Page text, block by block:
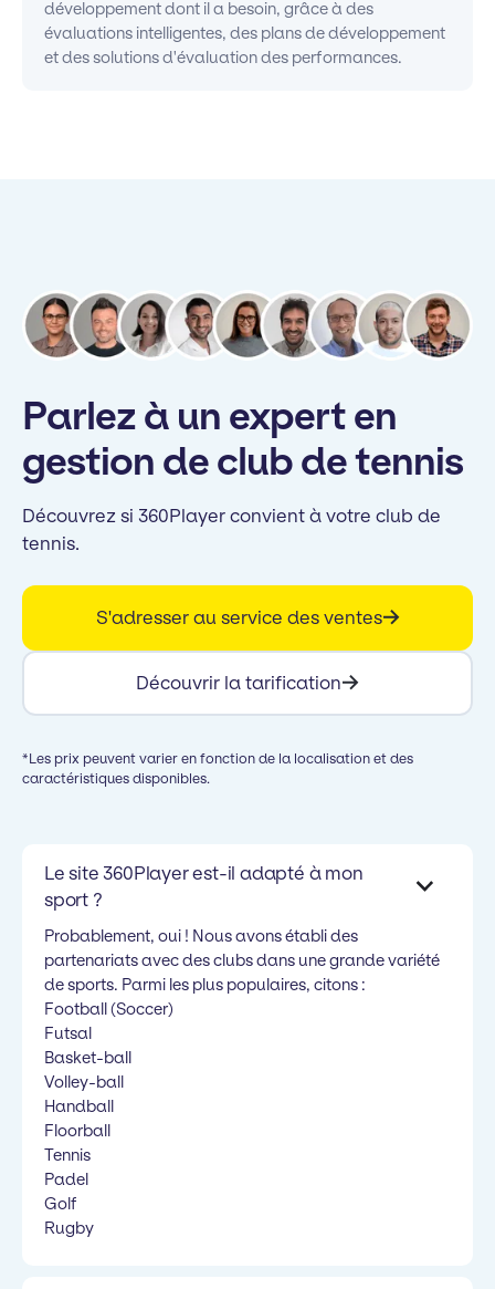
développement dont il a besoin, grâce à des
évaluations intelligentes, des plans de développement
et des solutions d'évaluation des performances.
Parlez à un expert en
gestion de club de tennis
Découvrez si 360Player convient à votre club de
tennis.
S'adresser au service des ventes
Découvrir la tarification
*Les prix peuvent varier en fonction de la localisation et des
caractéristiques disponibles.
Le site 360Player est-il adapté à mon
sport ?
Probablement, oui ! Nous avons établi des
partenariats avec des clubs dans une grande variété
de sports. Parmi les plus populaires, citons :
Football (Soccer)
Futsal
Basket-ball
Volley-ball
Handball
Floorball
Tennis
Padel
Golf
Rugby